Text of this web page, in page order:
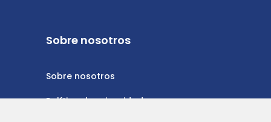
Sobre nosotros
Sobre nosotros
Política de privacidad